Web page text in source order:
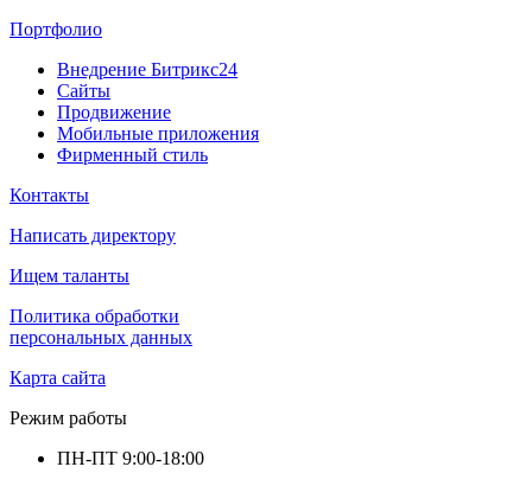
Портфолио
Внедрение Битрикс24
Сайты
Продвижение
Мобильные приложения
Фирменный стиль
Контакты
Написать директору
Ищем таланты
Политика обработки
персональных данных
Карта сайта
Режим работы
ПН-ПТ 9:00-18:00